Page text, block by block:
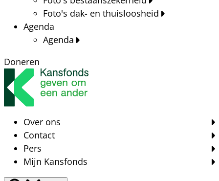
Foto's dak- en thuisloosheid
Agenda
Agenda
Doneren
Over ons
Contact
Pers
Mijn Kansfonds